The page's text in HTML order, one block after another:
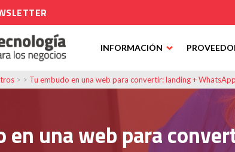
INFORMACIÓN
> > Tu embudo en una web para convertir: landing +
en una web para